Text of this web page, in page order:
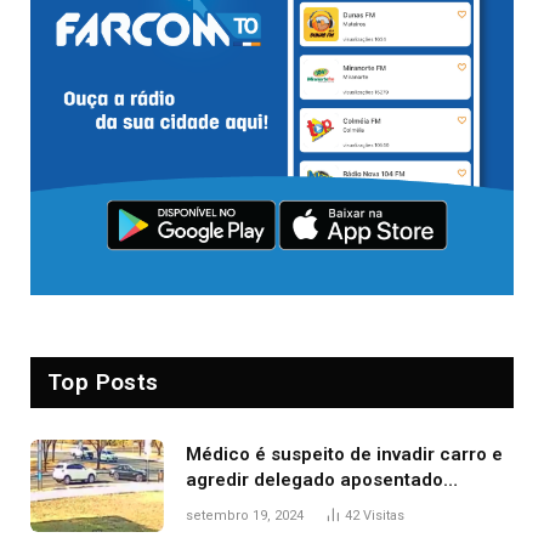
Top Posts
Médico é suspeito de invadir carro e
agredir delegado aposentado
durante confusão no trânsito
setembro 19, 2024 42Visitas